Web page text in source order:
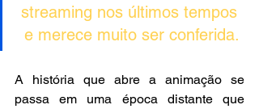
streaming nos últimos tempos
e merece muito ser conferida.
A história que abre a animação se
passa em uma época distante que